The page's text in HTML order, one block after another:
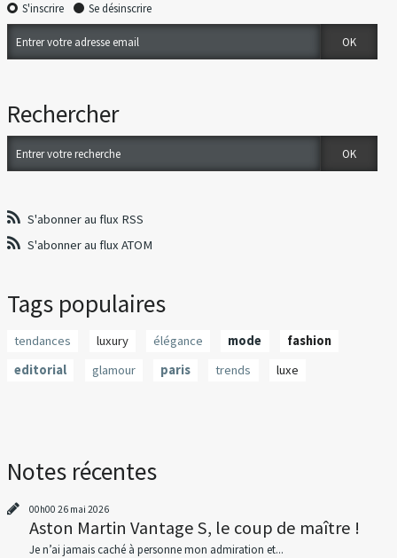
S'inscrire Se désinscrire
Rechercher
S'abonner au flux RSS
S'abonner au flux ATOM
Tags populaires
tendances luxury élégance mode
fashion
editorial
glamour paris trends luxe
Notes récentes
00h00 26 mai 2026
Aston Martin Vantage S, le coup de maître !
Je n’ai jamais caché à personne mon admiration et...